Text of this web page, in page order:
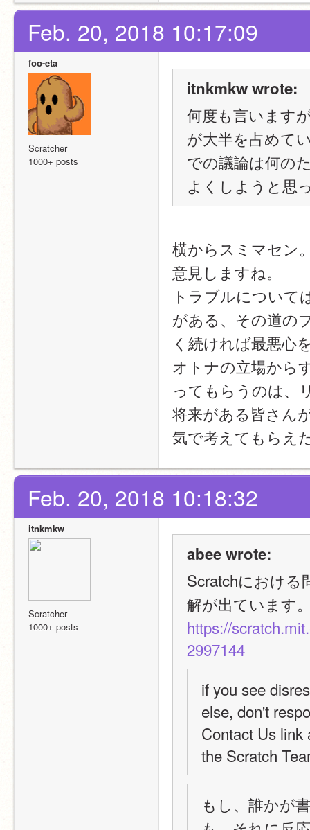
Feb. 20, 2018 10:17:09
foo-eta
Scratcher
1000+ posts
itnkmkw wrote:
何度も言います
が大半を占めて
での議論は何の
よくしようと思
横からスミマセン
意見しますね。
トラブルについて
がある、その道の
く続ければ最悪心
オトナの立場から
ってもらうのは、
将来がある皆さん
気で考えてもらえ
Feb. 20, 2018 10:18:32
itnkmkw
Scratcher
1000+ posts
abee wrote:
Scratchにおける
解が出ています
https://
2997144
if you see
else, don't
Contact Us link
the Scratch
もし、誰かが